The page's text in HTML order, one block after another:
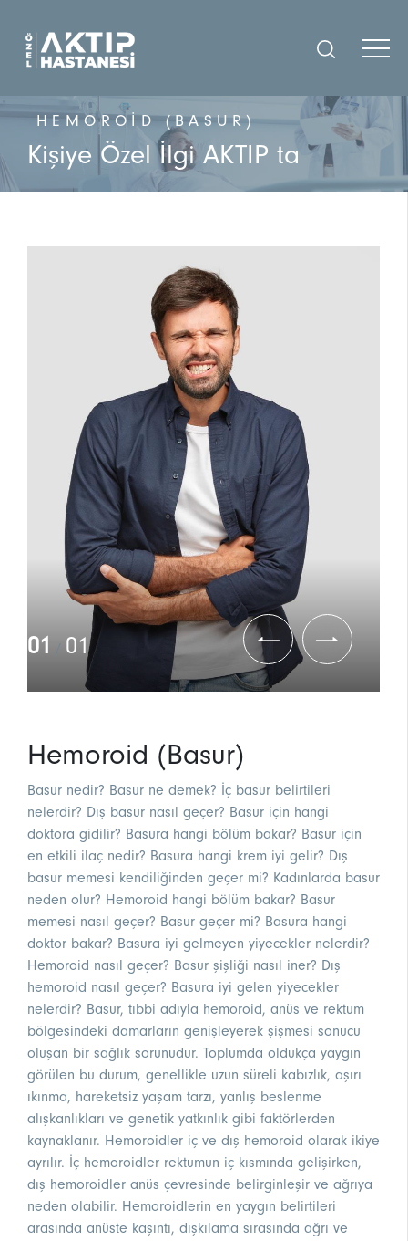
HEMOROID (BASUR)
Kişiye Özel İlgi AKTIP ta
01 / 01
Hemoroid (Basur)
Basur nedir? Basur ne demek? İç basur belirtileri
nelerdir? Dış basur nasıl geçer? Basur için hangi
doktora gidilir? Basura hangi bölüm bakar? Basur için
en etkili ilaç nedir? Basura hangi krem iyi gelir? Dış
basur memesi kendiliğinden geçer mi? Kadınlarda basur
neden olur? Hemoroid hangi bölüm bakar? Basur
memesi nasıl geçer? Basur geçer mi? Basura hangi
doktor bakar? Basura iyi gelmeyen yiyecekler nelerdir?
Hemoroid nasıl geçer? Basur şişliği nasıl iner? Dış
hemoroid nasıl geçer? Basura iyi gelen yiyecekler
nelerdir? Basur, tıbbi adıyla hemoroid, anüs ve rektum
bölgesindeki damarların genişleyerek şişmesi sonucu
oluşan bir sağlık sorunudur. Toplumda oldukça yaygın
görülen bu durum, genellikle uzun süreli kabızlık, aşırı
ıkınma, hareketsiz yaşam tarzı, yanlış beslenme
alışkanlıkları ve genetik yatkınlık gibi faktörlerden
kaynaklanır. Hemoroidler iç ve dış hemoroid olarak ikiye
ayrılır. İç hemoroidler rektumun iç kısmında gelişirken,
dış hemoroidler anüs çevresinde belirginleşir ve ağrıya
neden olabilir. Hemoroidlerin en yaygın belirtileri
arasında anüste kaşıntı, dışkılama sırasında ağrı ve